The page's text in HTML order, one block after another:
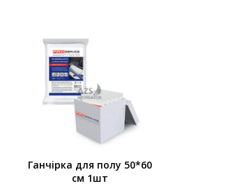
Ганчiрка для полу 50*60
см 1шт